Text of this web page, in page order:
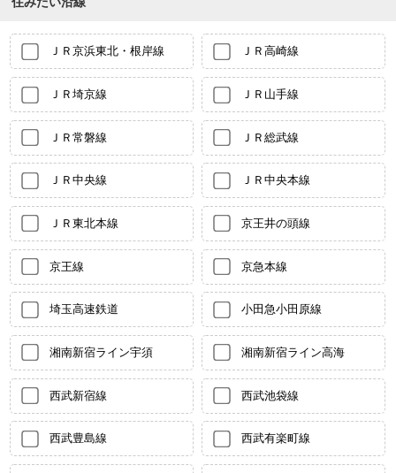
ＪＲ京浜東北・根岸線 ＪＲ高崎線
ＪＲ埼京線 ＪＲ山手線
ＪＲ常磐線 ＪＲ総武線
ＪＲ中央線 ＪＲ中央本線
ＪＲ東北本線 京王井の頭線
京王線 京急本線
埼玉高速鉄道 小田急小田原線
湘南新宿ライン宇須 湘南新宿ライン高海
西武新宿線 西武池袋線
西武豊島線 西武有楽町線